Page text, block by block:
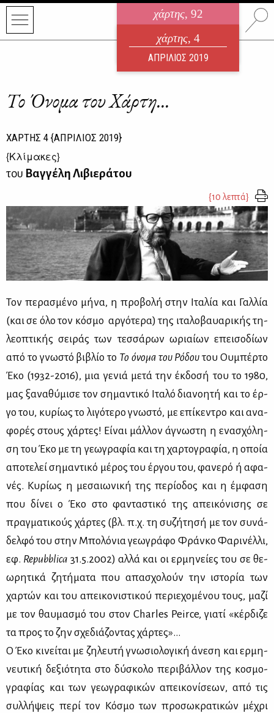
χάρτης, 92
ηλεκτρονικό περιοδικό
ΑΥΓΟΥΣΤΟΣ 2026
χάρτης, 4
ΑΠΡΙΛΙΟΣ 2019
Το Όνομα του Χάρτη...
ΧΑΡΤΗΣ 4 {ΑΠΡΙΛΙΟΣ 2019}
{Κλίμακες}
του Βαγγέλη Λιβιεράτου
{10 λεπτά}
Τον πε­ρα­σμέ­νο μή­να, η προ­βο­λή στην Ιτα­λία και Γαλ­λία
(και σε όλο τον κό­σμο αρ­γό­τε­ρα) της ιτα­λο­βαυα­ρι­κής τη­
λε­ο­πτι­κής σει­ράς των τεσ­σά­ρων ωριαί­ων επει­σο­δί­ων
από το γνω­στό βι­βλίο το Το όνο­μα του Ρό­δου του Ου­μπέρ­το
Έκο (1932-2016), μια γε­νιά με­τά την έκ­δο­σή του το 1980,
μας ξα­να­θύ­μι­σε τον ση­μα­ντι­κό Ιτα­λό δια­νοη­τή και το έρ­
γο του, κυ­ρί­ως το λι­γό­τε­ρο γνω­στό, με επί­κε­ντρο και ανα­
φο­ρές στους χάρ­τες! Eί­ναι μάλ­λον άγνω­στη η ενα­σχό­λη­
ση του Έκο με τη γε­ω­γρα­φία και τη χαρ­το­γρα­φία, η οποία
απο­τε­λεί ση­μα­ντι­κό μέ­ρος του έρ­γου του, φα­νε­ρό ή αφα­
νές. Κυ­ρί­ως η με­σαιω­νι­κή της πε­ρί­ο­δος και η έμ­φα­ση
που δί­νει ο Έκο στο φα­ντα­στι­κό της απει­κό­νι­σης σε
πραγ­μα­τι­κούς χάρ­τες (βλ. π.χ. τη συ­ζή­τη­σή με τον συ­νά­
δελ­φό του στην Μπο­λό­νια γε­ω­γρά­φο Φράν­κο Φα­ρι­νέλ­λι,
εφ. Repubblica 31.5.2002) αλ­λά και οι ερ­μη­νεί­ες του σε θε­
ω­ρη­τι­κά ζη­τή­μα­τα που απα­σχο­λούν την ιστο­ρία των
χαρ­τών και του απει­κο­νι­στι­κού πε­ριε­χο­μέ­νου τους, μα­ζί
με τον θαυ­μα­σμό του στον Charles Peirce, για­τί «κέρ­δι­ζε
τα προς το ζην σχε­διά­ζο­ντας χάρ­τες»...
Ο Έκο κι­νεί­ται με ζη­λευ­τή γνω­σιο­λο­γι­κή άνε­ση και ερ­μη­
νευ­τι­κή δε­ξιό­τη­τα στο δύ­σκο­λο πε­ρι­βάλ­λον της κο­σμο­
γρα­φί­ας και των γε­ω­γρα­φι­κών απει­κο­νί­σε­ων, από τις
συλ­λή­ψεις πε­ρί τον Κό­σμο των προ­σω­κρα­τι­κών μέ­χρι